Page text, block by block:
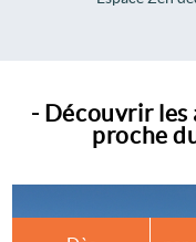
- Découvrir les
proche